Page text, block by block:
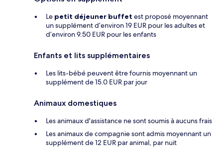
Le petit déjeuner buffet est proposé moyennant
un supplément d’environ 19 EUR pour les adultes et
d’environ 9.50 EUR pour les enfants
Enfants et lits supplémentaires
Les lits-bébé peuvent être fournis moyennant un
supplément de 15.0 EUR par jour
Animaux domestiques
Les animaux d'assistance ne sont soumis à aucuns frais
Les animaux de compagnie sont admis moyennant un
supplément de 12 EUR par animal, par nuit